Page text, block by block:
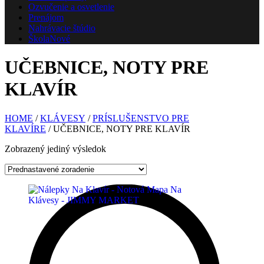
Ozvučenie a osvetlenie
Prenájom
Nahrávacie štúdio
ŠkolaNové
UČEBNICE, NOTY PRE
KLAVÍR
HOME /KLÁVESY /PRÍSLUŠENSTVO PRE
KLAVÍRE / UČEBNICE, NOTY PRE KLAVÍR
Zobrazený jediný výsledok